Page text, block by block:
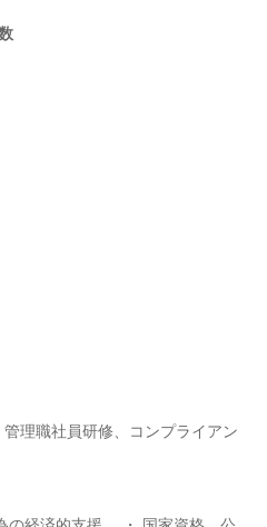
理職社員研修、コンプライアン